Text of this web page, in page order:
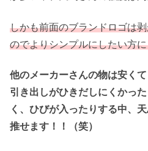
しかも前面のブランドロゴは
のでよりシンプルにしたい方
他のメーカーさんの物は安く
引き出しがひきだしにくかっ
く、ひびが入ったりする中、
推せます！！（笑）